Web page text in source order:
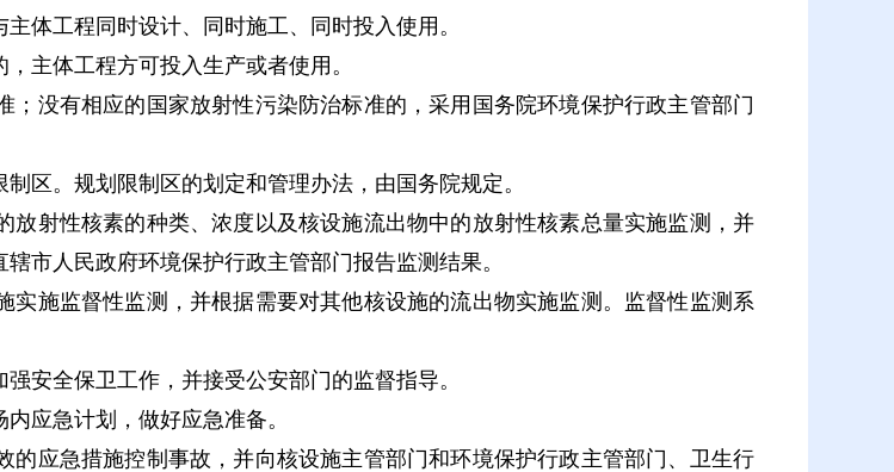
体工程同时设计、同时施工、同时投入使用。
主体工程方可投入生产或者使用。
没有相应的国家放射性污染防治标准的，采用国务院环境保护行政主管部门
区。规划限制区的划定和管理办法，由国务院规定。
射性核素的种类、浓度以及核设施流出物中的放射性核素总量实施监测，并
市人民政府环境保护行政主管部门报告监测结果。
施监督性监测，并根据需要对其他核设施的流出物实施监测。监督性监测系
安全保卫工作，并接受公安部门的监督指导。
应急计划，做好应急准备。
应急措施控制事故，并向核设施主管部门和环境保护行政主管部门、卫生行